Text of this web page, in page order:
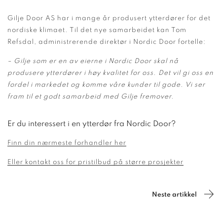
Gilje Door AS har i mange år produsert ytterdører for det
nordiske klimaet. Til det nye samarbeidet kan Tom
Refsdal, administrerende direktør i Nordic Door fortelle:
– Gilje som er en av eierne i Nordic Door skal nå
produsere ytterdører i høy kvalitet for oss. Det vil gi oss en
fordel i markedet og komme våre kunder til gode. Vi ser
fram til et godt samarbeid med Gilje fremover.
Er du interessert i en ytterdør fra Nordic Door?
Finn din nærmeste forhandler her
Eller kontakt oss for pristilbud på større prosjekter
Neste artikkel